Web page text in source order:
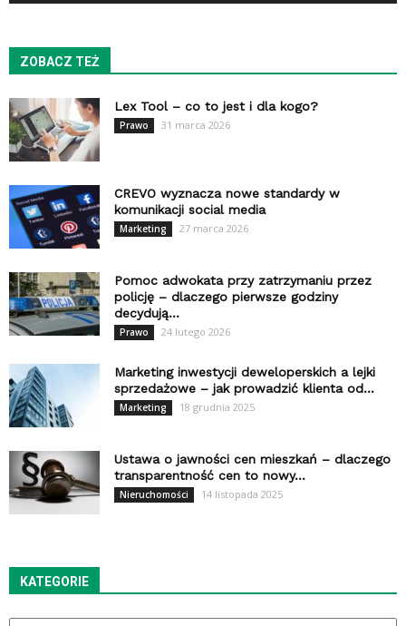
ZOBACZ TEŻ
Lex Tool – co to jest i dla kogo?
Prawo 31 marca 2026
CREVO wyznacza nowe standardy w
komunikacji social media
Marketing 27 marca 2026
Pomoc adwokata przy zatrzymaniu przez
policję – dlaczego pierwsze godziny
decydują...
Prawo 24 lutego 2026
Marketing inwestycji deweloperskich a lejki
sprzedażowe – jak prowadzić klienta od...
Marketing 18 grudnia 2025
Ustawa o jawności cen mieszkań – dlaczego
transparentność cen to nowy...
Nieruchomości 14 listopada 2025
KATEGORIE
Kategorie